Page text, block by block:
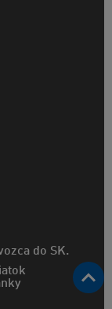
do SK.